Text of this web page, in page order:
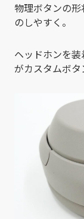
物理ボタンの
のしやすく。
ヘッドホンを
がカスタムボタ